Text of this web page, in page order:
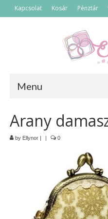
Kapcsolat Kosár Pénztár
Menu
Termékek
Akciós termékek
Táskák
Neszeszerek
Arany
by Ellynor | | 0